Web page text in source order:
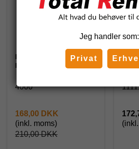
Rengøringspakke til
bad/toilet
4000
210,00 DKK
168,00 DKK
(inkl. moms)
Jeg handler som:
Privat